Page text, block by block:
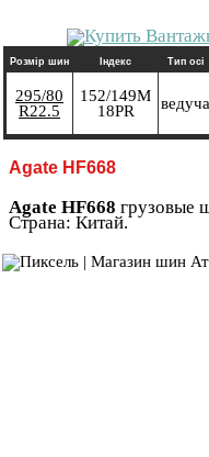
Agate HF668
Agate HF668 грузовые
Страна: Китай.
Розмір шин Індекс Тип осі
295/80
R22.5
152/149M
18PR
ведуча